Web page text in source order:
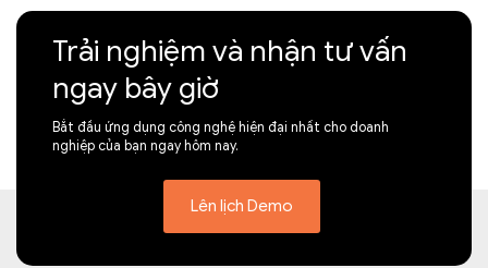
Trải nghiệm và nhận tư vấn
ngay bây giờ
Bắt đầu ứng dụng công nghệ hiện đại nhất cho doanh
nghiệp của bạn ngay hôm nay.
Lên lịch Demo